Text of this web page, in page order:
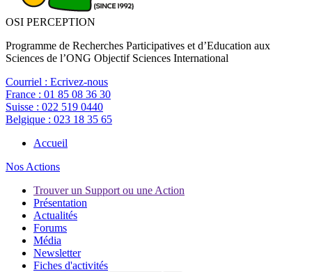
OSI PERCEPTION
Programme de Recherches Participatives et d’Education aux
Sciences de l’ONG Objectif Sciences International
Courriel : Ecrivez-nous
France : 01 85 08 36 30
Suisse : 022 519 0440
Belgique : 023 18 35 65
Accueil
Nos Actions
Trouver un Support ou une Action
Présentation
Actualités
Forums
Média
Newsletter
Fiches d'activités